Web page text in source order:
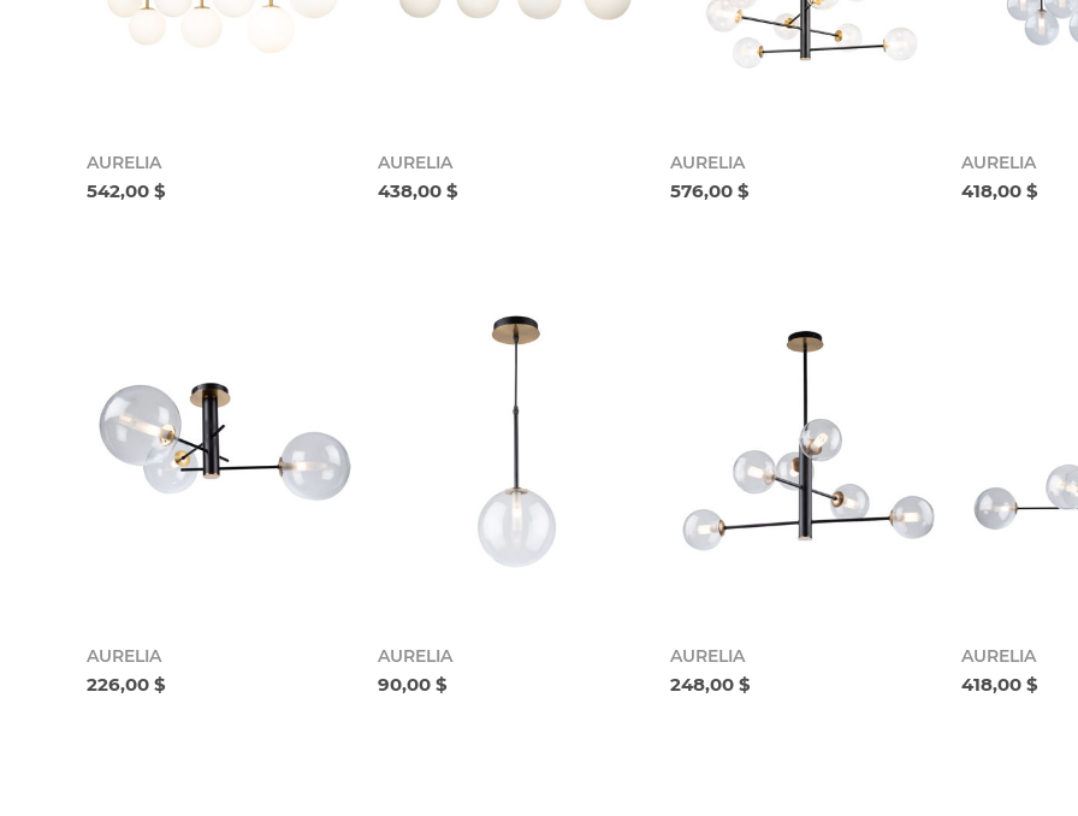
AURELIA
542,00 $
AURELIA
438,00 $
AURELIA
576,00 $
AURELIA
418,00 $
AURELIA
226,00 $
AURELIA
90,00 $
AURELIA
248,00 $
AURELIA
418,00 $